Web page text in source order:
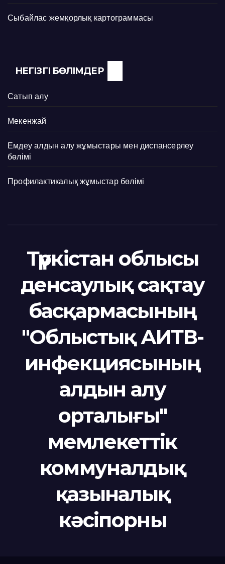
Сыбайлас жемқорлық картограммасы
НЕГІЗГІ БӨЛІМДЕР
Сатып алу
Мекенжай
Емдеу алдын алу жұмыстары мен диспансерлеу
бөлімі
Профилактикалық жұмыстар бөлімі
Түркістан облысы
денсаулық сақтау
басқармасының
"Облыстық АИТВ-
инфекциясының
алдын алу
орталығы"
мемлекеттік
коммуналдық
қазыналық
кәсіпорны